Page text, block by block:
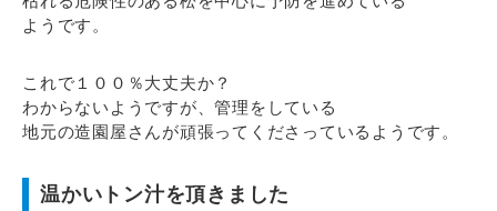
ようです。
これで１００％大丈夫か？
わからないようですが、管理をしている
地元の造園屋さんが頑張ってくださっているようです。
温かいトン汁を頂きました